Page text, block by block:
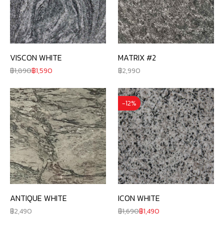
VISCON WHITE
1,890 1,590
MATRIX #2
2,990
ANTIQUE WHITE
2,490
-12%
ICON WHITE
1,690 1,490